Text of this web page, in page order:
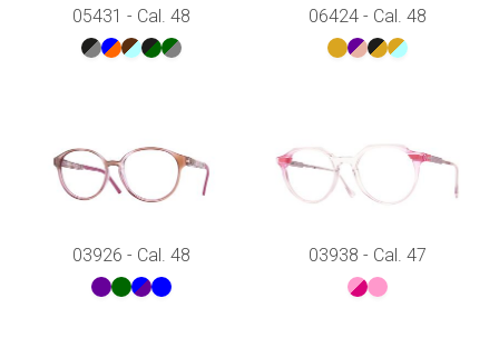
05431 - Cal. 48 06424 - Cal. 48
03926 - Cal. 48 03938 - Cal. 47